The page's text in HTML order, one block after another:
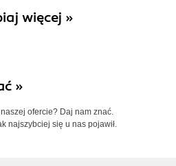
więcej »
»
ofercie? Daj nam znać.
najszybciej się u nas pojawił.